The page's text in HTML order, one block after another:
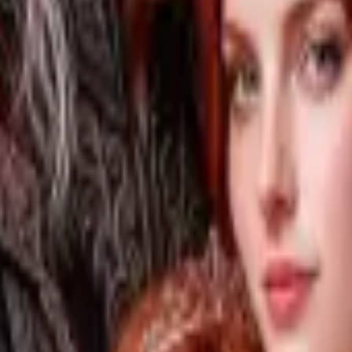
pekerja sanitasi sejak pensiun. Suatu kali seusai
gadis muda yang mendapat ketidakadilan. Gadis muda